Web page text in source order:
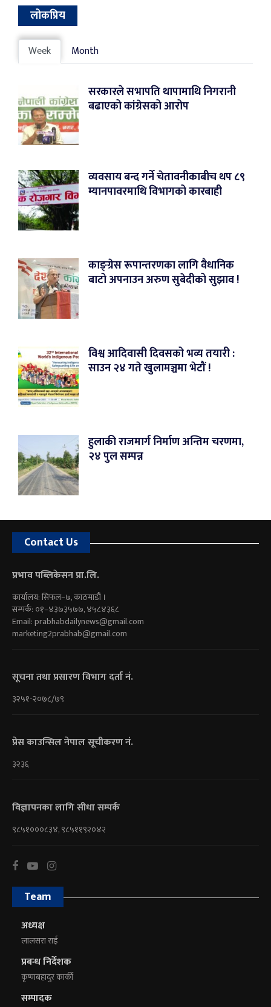
लोकप्रिय
Week Month
सरकारले सभापति थापामाथि निगरानी
बढाएको कांग्रेसको आरोप
व्यवसाय बन्द गर्ने चेतावनीकाबीच थप ८९
म्यानपावरमाथि विभागको कारबाही
काङ्ग्रेस रूपान्तरणका लागि वैधानिक
बाटो अपनाउन अरुण सुबेदीको सुझाव !
विश्व आदिवासी दिवसको भव्य तयारी :
साउन २४ गते खुलामञ्चमा भेटौं !
हुलाकी राजमार्ग निर्माण अन्तिम चरणमा,
२४ पुल सम्पन्न
Contact Us
प्रभाव पब्लिकेसन प्रा.लि.
कार्यालय: सिफल–७, काठमाडौं ।
सम्पर्क: ०१–४३७३५७७, ४५८४३६८
Email:prabhabdailynews@gmail.com
marketing2prabhab@gmail.com
सूचना तथा प्रसारण विभाग दर्ता नं.
३२५१-२०७८/७९
प्रेस काउन्सिल नेपाल सूचीकरण नं.
३२३६
विज्ञापनका लागि सीधा सम्पर्क
९८५१०००८३४, ९८५११९२०४२
Team
अध्यक्ष
लालसरा राई
प्रबन्ध निर्देशक
कृष्णबहादुर कार्की
सम्पादक